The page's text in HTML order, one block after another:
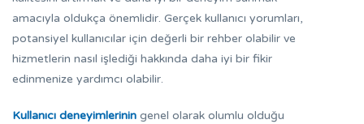
amacıyla oldukça önemlidir. Gerçek kullanıcı yorumları,
potansiyel kullanıcılar için değerli bir rehber olabilir ve
hizmetlerin nasıl işlediği hakkında daha iyi bir fikir
edinmenize yardımcı olabilir.
Kullanıcı deneyimlerinin genel olarak olumlu olduğu